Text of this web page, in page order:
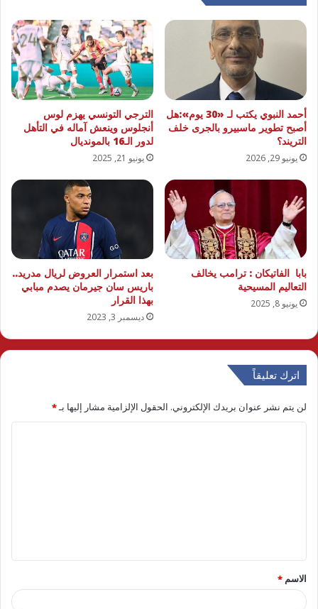
أحمد النبوي يكتب لـ «30 يوم»:هل
أصبح تطوير ماسبيرو بالجرى خلف
التريند؟
يونيو 29, 2026
الترجي التونسي يهزم لوس
أنجلوس وينعش آماله في التأهل
لدور الـ16 بالمونديال
يونيو 21, 2025
بابا الفاتيكان : ترامب يخالف
التعاليم المسيحية
يونيو 8, 2025
بعد استمرار العروض لريال مدريد..
باريس سان جيرمان يصدم مبابي
بهذا القرار
ديسمبر 3, 2023
اترك تعليقاً
لن يتم نشر عنوان بريدك الإلكتروني. الحقول الإلزامية مشار إليها بـ*
ق
*
الاسم *